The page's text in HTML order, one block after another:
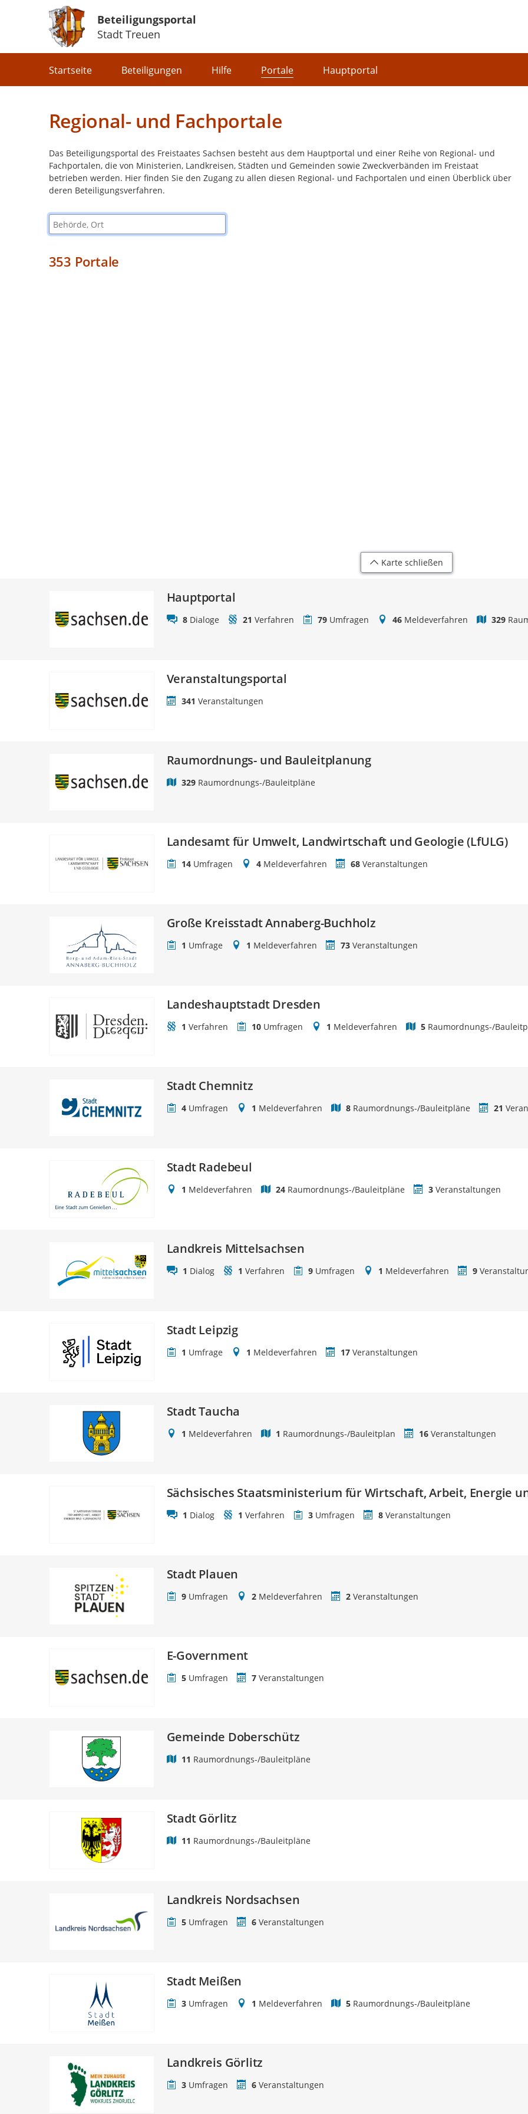
Beteiligungsportal
Stadt Treuen
Startseite Beteiligungen Hilfe Portale Hauptportal
Regional- und Fachportale
Das Beteiligungsportal des Freistaates Sachsen besteht aus dem Hauptportal und einer Reihe von Regional- und
Fachportalen, die von Ministerien, Landkreisen, Städten und Gemeinden sowie Zweckverbänden im Freistaat
betrieben werden. Hier finden Sie den Zugang zu allen diesen Regional- und Fachportalen und einen Überblick über
deren Beteiligungsverfahren.
Behörde, Ort
353 Portale
Karte schließen
Hauptportal
8 Dialoge 21 Verfahren 79 Umfragen 46 Meldeverfahren 329
Veranstaltungsportal
341 Veranstaltungen
Raumordnungs- und Bauleitplanung
329 Raumordnungs-/Bauleitpläne
Landesamt für Umwelt, Landwirtschaft und Geologie (LfULG)
14 Umfragen 4 Meldeverfahren 68 Veranstaltungen
Große Kreisstadt Annaberg-Buchholz
1 Umfrage 1 Meldeverfahren 73 Veranstaltungen
Landeshauptstadt Dresden
1 Verfahren 10 Umfragen 1 Meldeverfahren 5 Raumordnungs-/
Stadt Chemnitz
4 Umfragen 1 Meldeverfahren 8 Raumordnungs-/Bauleitpläne 21
Stadt Radebeul
1 Meldeverfahren 24 Raumordnungs-/Bauleitpläne 3 Veranstaltungen
Landkreis Mittelsachsen
1 Dialog 1 Verfahren 9 Umfragen 1 Meldeverfahren 9
Stadt Leipzig
1 Umfrage 1 Meldeverfahren 17 Veranstaltungen
Stadt Taucha
1 Meldeverfahren 1 Raumordnungs-/Bauleitplan 16 Veranstaltungen
Sächsisches Staatsministerium für Wirtschaft, Arbeit, Energie
1 Dialog 1 Verfahren 3 Umfragen 8 Veranstaltungen
Stadt Plauen
9 Umfragen 2 Meldeverfahren 2 Veranstaltungen
E-Government
5 Umfragen 7 Veranstaltungen
Gemeinde Doberschütz
11 Raumordnungs-/Bauleitpläne
Stadt Görlitz
11 Raumordnungs-/Bauleitpläne
Landkreis Nordsachsen
5 Umfragen 6 Veranstaltungen
Stadt Meißen
3 Umfragen 1 Meldeverfahren 5 Raumordnungs-/Bauleitpläne
Landkreis Görlitz
3 Umfragen 6 Veranstaltungen